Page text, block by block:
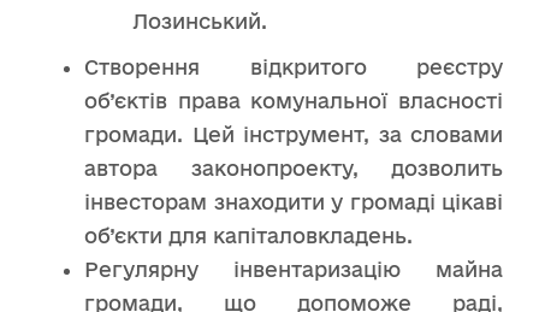
Лозинський.
Створення відкритого реєстру
об’єктів права комунальної власності
громади. Цей інструмент, за словами
автора законопроекту, дозволить
інвесторам знаходити у громаді цікаві
об’єкти для капіталовкладень.
Регулярну інвентаризацію майна
громади, що допоможе раді,